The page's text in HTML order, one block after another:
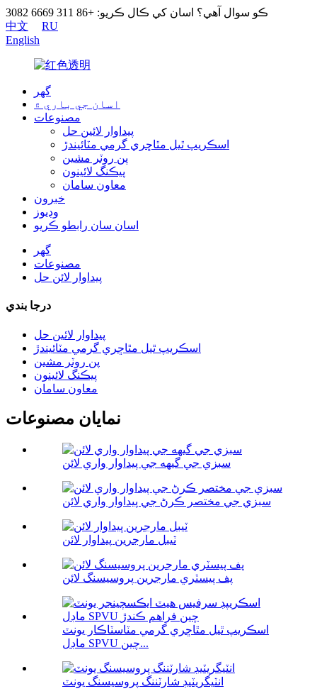
ڪو سوال آهي؟ اسان کي ڪال ڪريو: +86 311 6669 3082
中文
RU
English
گھر
اسان جي باري ۾
مصنوعات
پيداوار لائين حل
اسڪريپ ٿيل مٿاڇري گرمي مٽائيندڙ
پن روٽر مشين
پيڪنگ لائينون
معاون سامان
خبرون
وڊيوز
اسان سان رابطو ڪريو
گھر
مصنوعات
پيداوار لائن حل
درجا بندي
پيداوار لائين حل
اسڪريپ ٿيل مٿاڇري گرمي مٽائيندڙ
پن روٽر مشين
پيڪنگ لائينون
معاون سامان
نمايان مصنوعات
سبزي جي گيهه جي پيداوار واري لائن
سبزي جي مختصر ڪرڻ جي پيداوار واري لائن
ٽيبل مارجرين پيداوار لائن
پف پيسٽري مارجرين پروسيسنگ لائن
اسڪريپ ٿيل مٿاڇري گرمي مٽاسٽاڪار يونٽ
ماڊل SPVU چين...
انٽيگريٽيڊ شارٽننگ پروسيسنگ يونٽ